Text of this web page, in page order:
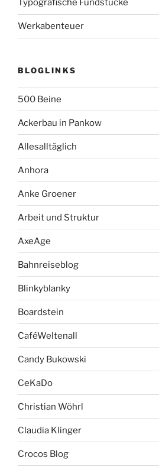
Typografische Fundstücke
Werkabenteuer
BLOGLINKS
500 Beine
Ackerbau in Pankow
Allesalltäglich
Anhora
Anke Groener
Arbeit und Struktur
AxeAge
Bahnreiseblog
Blinkyblanky
Boardstein
CaféWeltenall
Candy Bukowski
CeKaDo
Christian Wöhrl
Claudia Klinger
Crocos Blog